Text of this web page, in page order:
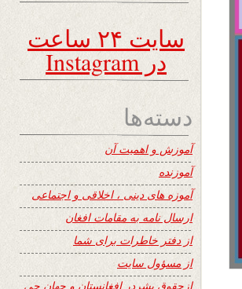
سایت ۲۴ ساعت
در Instagram
دسته‌ها
آموزش و اهمیت آن
آموزنده
آموزه های دینی ، اخلاقی و اجتماعی
ارسال نامه به مقامات افغان
از دفتر خاطرات برای شما
از مسؤول سایت
ازحقوق بشردر افغانستان و جهان چی